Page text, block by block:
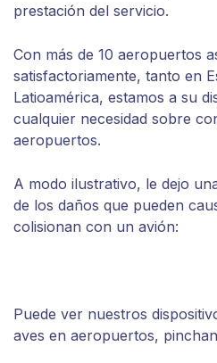
prestación del servicio.
Con más de 10 aeropuertos
satisfactoriamente, tanto en
Latioamérica, estamos a su
cualquier necesidad sobre
aeropuertos.
A modo ilustrativo, le dejo
de los daños que pueden
colisionan con un avión:
Puede ver nuestros
aves en aeropuertos,